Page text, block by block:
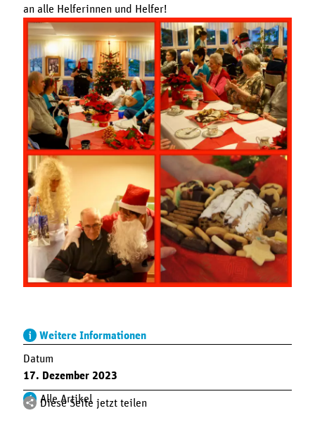
an alle Helferinnen und Helfer!
Weitere Informationen
Datum
17. Dezember 2023
Alle Artikel
Diese Seite jetzt teilen